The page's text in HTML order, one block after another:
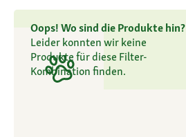
Oops! Wo sind die Produkte hin?
Leider konnten wir keine
Produkte für diese Filter-
Kombination finden.